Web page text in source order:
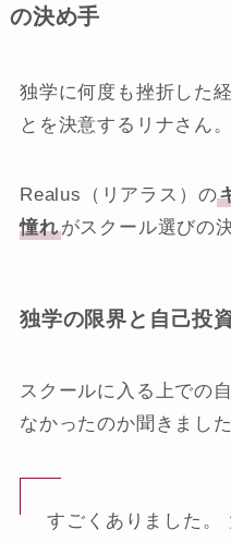
の決め手
独学に何度も挫折した
とを決意するリナさん。
Realus（リアラス）の
憧れがスクール選びの
独学の限界と自己投
スクールに入る上での
なかったのか聞きまし
すごくありました。